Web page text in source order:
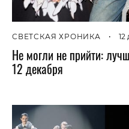
СВЕТСКАЯ ХРОНИКА • 12
Не могли не прийти:
12 декабря